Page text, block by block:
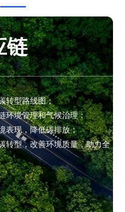
链
转型路线图；
环境管理和气候治理；
表现，降低碳排放；
转型，改善环境质量，助力全